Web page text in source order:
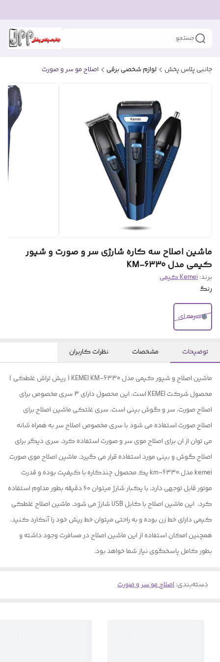
جستجو
جانبی پلاس پخش لوازم شخصی برقی اصلاح مو سر و صورت
ماشین اصلاح سه کاره شارژی سر و صورت و شیور
کیمی مدل KM-6330
برند:Kemei کیمی
رنگ
سرمه ای
توضیحات مشخصات نظرات کاربران
ماشین اصلاح و شیور کیمی مدل KEMEI KM-6330 ( ریش تراش غلطکی )
محصول شرکت KEMEI است. این محصول دارای 3 سری مخصوص برای
اصلاح صورت، سر و گوش بینی است. سری غلتکی ماشین اصلاح برای
اصلاح صورت استفاده می شود با سری مخصوص اصلاح سر به همراه شانه
می توان از ان برای اصلاح موی سر و صورت استفاده کرد. سری دیگر برای
اصلاح گوش و بینی مورد استفاده قرار می گیرد. ماشین اصلاح موی صورت
kemei مدل km-6330 یک محصول چندکاره با کیفیت بوده و قدرت
موتور قابل توجهی دارد. با یکبار شارژ میتوان ۶۰ دقیقه بطور مداوم استفاده
کرد. این ماشین اصلاح با کابل USB شارژ می شود. ماشین اصلاح غلطکی
کیمی دارای خط زن بوده و به راحتی میتوان خط ریش خود را آنکارد کنید.
همچنین امکان استفاده از این ماشین اصلاح در مسافرت وجود داشته و
بطور کامل پاسخگوی نیاز شما خواهد بود.
دسته‌بندی:اصلاح مو سر و صورت